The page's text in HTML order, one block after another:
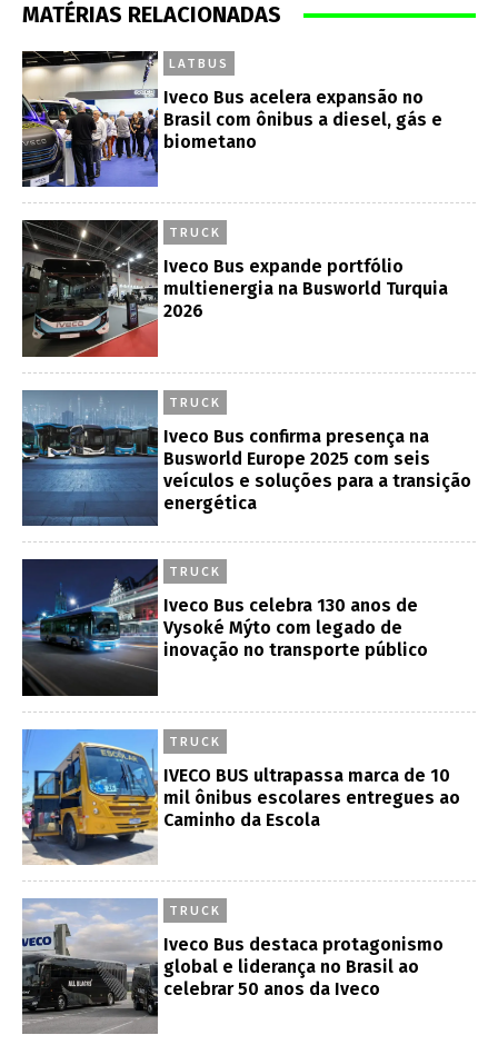
MATÉRIAS RELACIONADAS
LATBUS
Iveco Bus acelera expansão no
Brasil com ônibus a diesel, gás e
biometano
TRUCK
Iveco Bus expande portfólio
multienergia na Busworld Turquia
2026
TRUCK
Iveco Bus confirma presença na
Busworld Europe 2025 com seis
veículos e soluções para a transição
energética
TRUCK
Iveco Bus celebra 130 anos de
Vysoké Mýto com legado de
inovação no transporte público
TRUCK
IVECO BUS ultrapassa marca de 10
mil ônibus escolares entregues ao
Caminho da Escola
TRUCK
Iveco Bus destaca protagonismo
global e liderança no Brasil ao
celebrar 50 anos da Iveco